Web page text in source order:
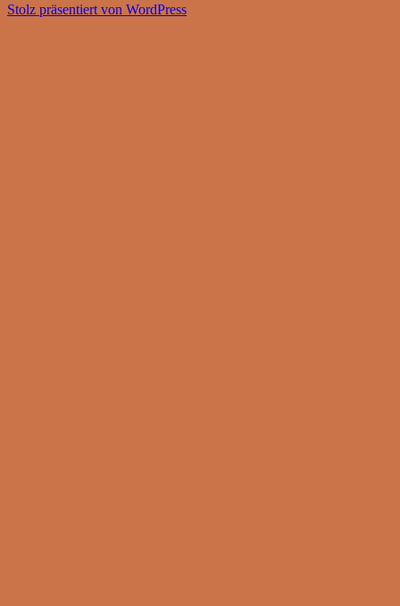
Stolz präsentiert von WordPress